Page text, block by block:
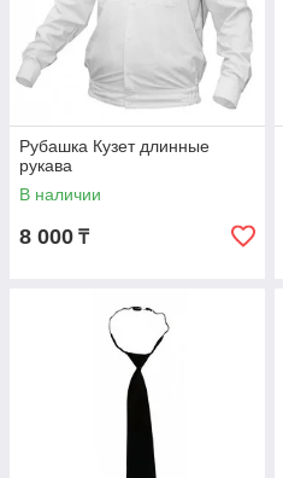
Рубашка Кузет длинные
рукава
В наличии
8 000 ₸